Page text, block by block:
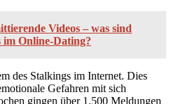
Videos – was sind
Online-Dating?
des Stalkings im Internet. Dies
Gefahren mit sich
gingen über 1.500 Meldungen